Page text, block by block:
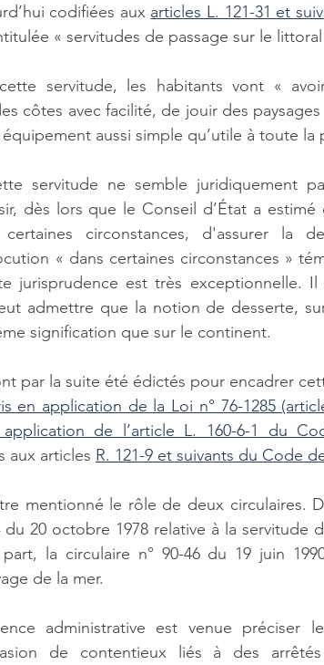
codifiées aux articles L. 121-31 et
« servitudes de passage sur le
servitude, les habitants vont «
côtes avec facilité, de jouir des
aussi simple qu’utile à toute la
servitude ne semble juridiquement
dès lors que le Conseil d’État a
circonstances, d'assurer la
« dans certaines circonstances »
jurisprudence est très exceptionnelle.
admettre que la notion de desserte,
signification que sur le continent.
par la suite été édictés pour encadrer
en application de la Loi n° 76-1285
de l’article L. 160-6-1 du
aux articles R. 121-9 et suivants du Code
mentionné le rôle de deux circulaires.
du 20 octobre 1978 relative à la servitude
la circulaire n° 90-46 du 19 juin
de la mer.
administrative est venue préciser
de contentieux liés à des